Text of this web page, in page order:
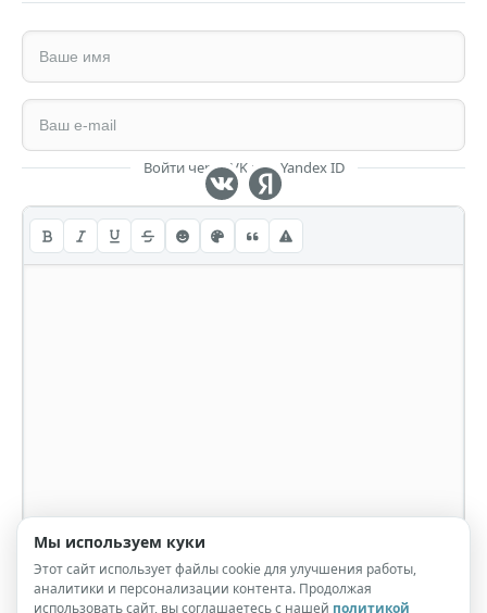
Войти через VK или Yandex ID
Мы используем куки
Этот сайт использует файлы cookie для улучшения работы,
аналитики и персонализации контента. Продолжая
использовать сайт, вы соглашаетесь с нашей политикой